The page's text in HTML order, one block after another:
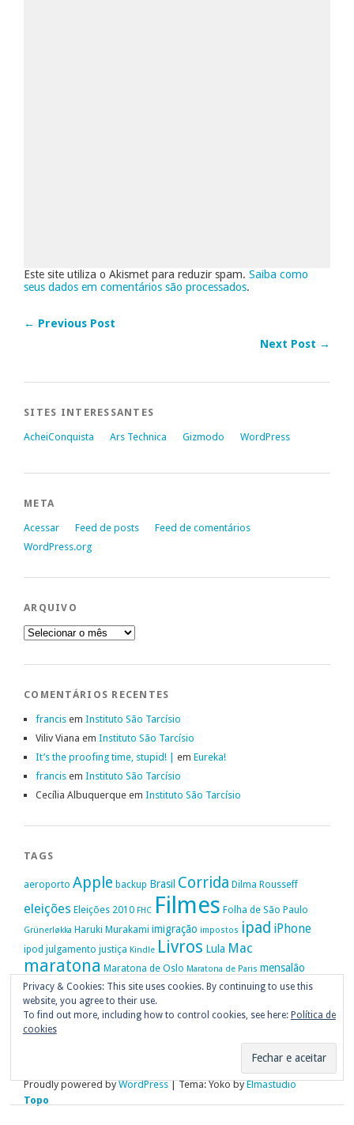
Este site utiliza o Akismet para reduzir spam. Saiba como
seus dados em comentários são processados.
← Previous Post
Next Post →
SITES INTERESSANTES
AcheiConquista Ars Technica Gizmodo WordPress
META
Acessar Feed de posts
Feed de comentários
WordPress.org
ARQUIVO
Arquivo
COMENTÁRIOS RECENTES
francis em Instituto São Tarcísio
Viliv Viana em Instituto São Tarcísio
It’s the proofing time, stupid! | em Eureka!
francis em Instituto São Tarcísio
Cecília Albuquerque em Instituto São Tarcísio
TAGS
aeroporto Apple backup Brasil Corrida Dilma Rousseff
eleições Eleições 2010 FHC Filmes Folha de São Paulo
Grünerløkka Haruki Murakami imigração impostos ipad iPhone
ipod julgamento justiça Kindle Livros Lula Mac
maratona Maratona de Oslo Maratona de Paris mensalão
movimento passe livre música nike Noruega OAB OiOsloPolítica
Portugal Privacidade protestos PT
Vitória da Conquista
Proudly powered byWordPress|Tema: Yoko byElmastudio
Topo
Privacy & Cookies: This site uses cookies. By continuing to use this
website, you agree to their use.
To find out more, including how to control cookies, see here: Política de
cookies